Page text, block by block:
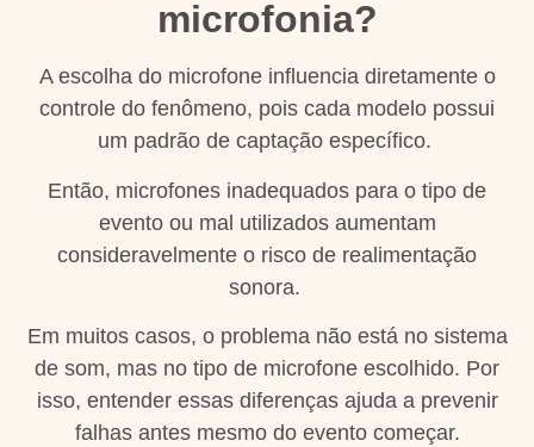
microfonia?
A escolha do microfone influencia diretamente o
controle do fenômeno, pois cada modelo possui
um padrão de captação específico.
Então, microfones inadequados para o tipo de
evento ou mal utilizados aumentam
consideravelmente o risco de realimentação
sonora.
Em muitos casos, o problema não está no sistema
de som, mas no tipo de microfone escolhido. Por
isso, entender essas diferenças ajuda a prevenir
falhas antes mesmo do evento começar.